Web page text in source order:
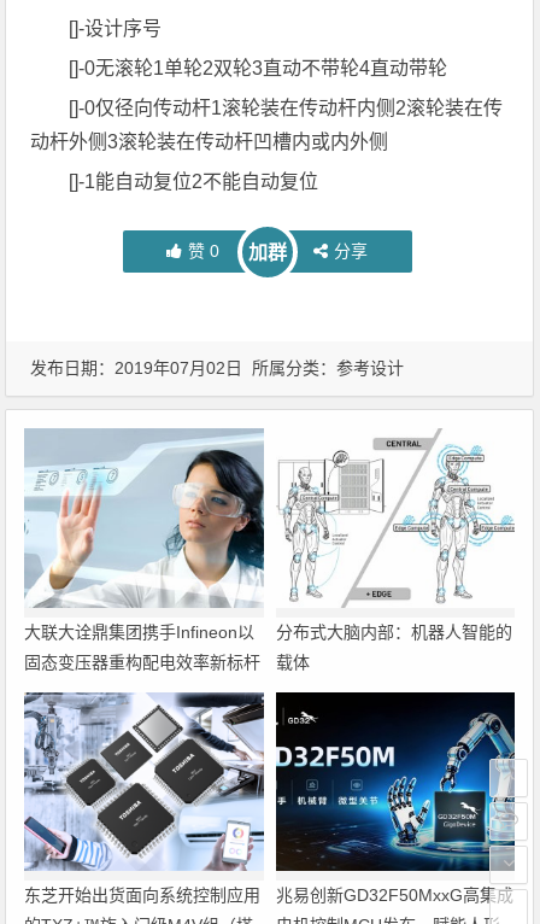
[]-设计序号
[]-0无滚轮1单轮2双轮3直动不带轮4直动带轮
[]-0仅径向传动杆1滚轮装在传动杆内侧2滚轮装在传
动杆外侧3滚轮装在传动杆凹槽内或内外侧
[]-1能自动复位2不能自动复位
赞 0 加群 分享
发布日期：2019年07月02日 所属分类：参考设计
大联大诠鼎集团携手Infineon以
固态变压器重构配电效率新标杆
分布式大脑内部：机器人智能的
载体
东芝开始出货面向系统控制应用
兆易创新GD32F50MxxG高集成